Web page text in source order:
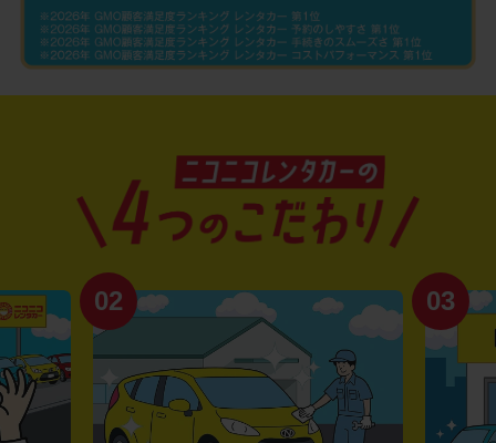
02 03